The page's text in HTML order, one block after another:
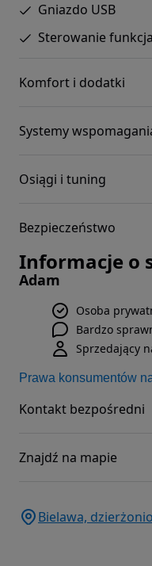
Gniazdo USB
Sterowanie
Komfort i dodatki
Systemy
Osiągi i tuning
Bezpieczeństwo
Informacje o
Adam
Osoba
Bardzo
Sprzedający
Prawa konsumentów
Kontakt bezpośredni
Znajdź na mapie
Bielawa,